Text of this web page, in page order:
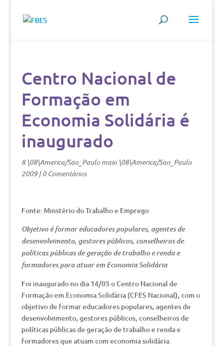
Centro Nacional de
Formação em
Economia Solidária é
inaugurado
8 \08\America/Sao_Paulo maio \08\America/Sao_Paulo
2009|0 Comentários
Fonte: Minstério do Trabalho e Emprego
Objetivo é formar educadores populares, agentes de
desenvolvimento, gestores públicos, conselheiros de
políticas públicas de geração de trabalho e renda e
formadores para atuar em Economia Solidária
Foi inaugurado no dia 14/05 o Centro Nacional de
Formação em Economia Solidária (CFES Nacional), com o
objetivo de formar educadores populares, agentes de
desenvolvimento, gestores públicos, conselheiros de
políticas públicas de geração de trabalho e renda e
formadores que atuam com economia solidária.